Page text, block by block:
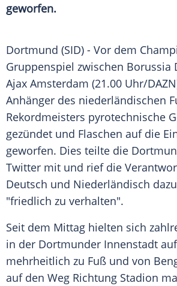
geworfen.
Dortmund (SID) - Vor dem
Gruppenspiel zwischen Borussia
Ajax Amsterdam (21.00 Uhr/
Anhänger des niederländischen
Rekordmeisters pyrotechnische
gezündet und Flaschen auf die
geworfen. Dies teilte die
Twitter mit und rief die
Deutsch und Niederländisch
"friedlich zu verhalten".
Seit dem Mittag hielten sich
in der Dortmunder Innenstadt
mehrheitlich zu Fuß und von
auf den Weg Richtung Stadion